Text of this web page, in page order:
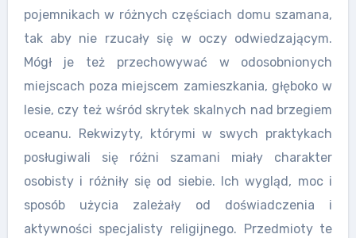
pojemnikach w różnych częściach domu szamana,
tak aby nie rzucały się w oczy odwiedzającym.
Mógł je też przechowywać w odosobnionych
miejscach poza miejscem zamieszkania, głęboko w
lesie, czy też wśród skrytek skalnych nad brzegiem
oceanu. Rekwizyty, którymi w swych praktykach
posługiwali się różni szamani miały charakter
osobisty i różniły się od siebie. Ich wygląd, moc i
sposób użycia zależały od doświadczenia i
aktywności specjalisty religijnego. Przedmioty te